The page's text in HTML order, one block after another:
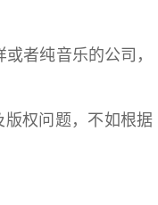
者纯音乐的公司，
权问题，不如根据